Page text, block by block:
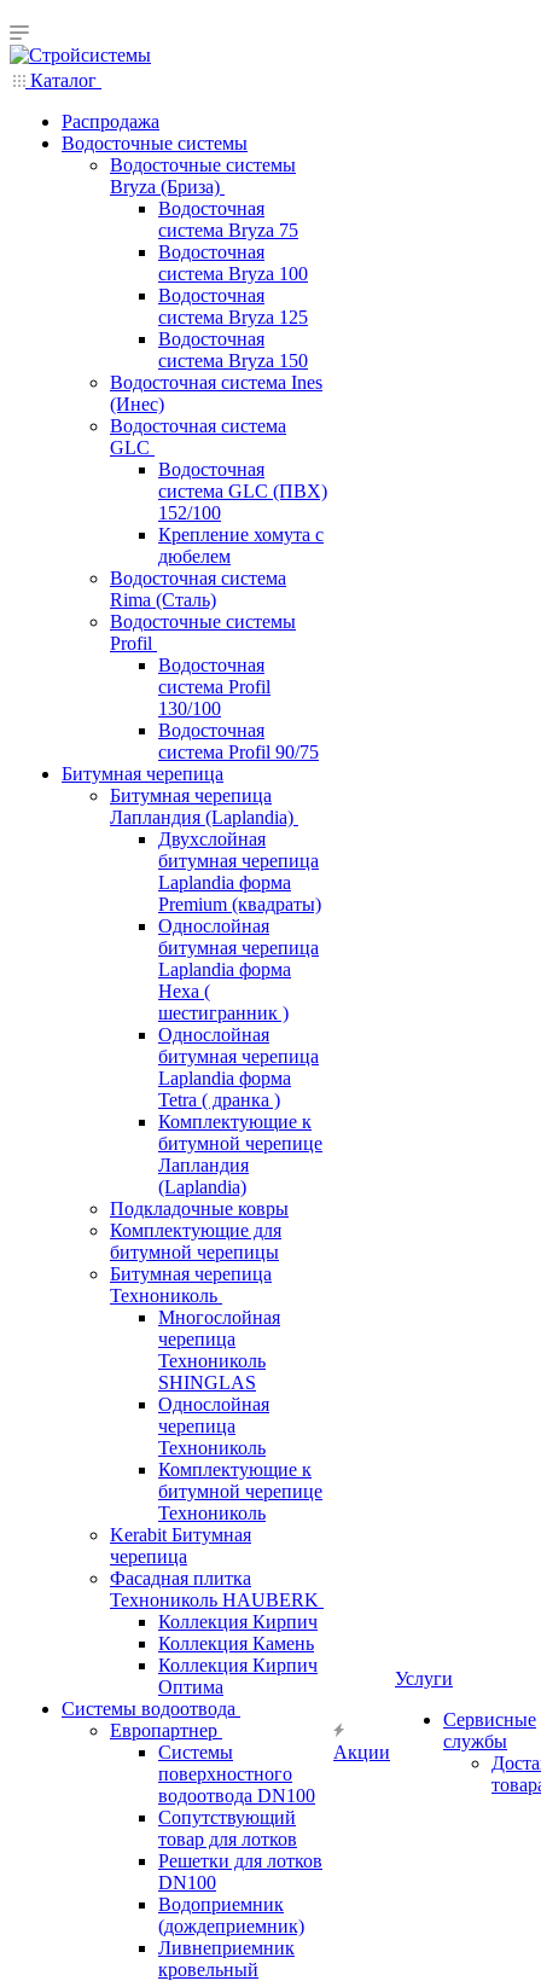
Каталог
Распродажа
Водосточные системы
Водосточные системы
Bryza (Бриза)
Водосточная
система Bryza 75
Водосточная
система Bryza 100
Водосточная
система Bryza 125
Водосточная
система Bryza 150
Водосточная система Ines
(Инес)
Водосточная система
GLC
Водосточная
система GLC (ПВХ)
152/100
Крепление хомута с
дюбелем
Водосточная система
Rima (Сталь)
Водосточные системы
Profil
Водосточная
система Profil
130/100
Водосточная
система Profil 90/75
Битумная черепица
Битумная черепица
Лапландия (Laplandia)
Двухслойная
битумная черепица
Laplandia форма
Premium (квадраты)
Однослойная
битумная черепица
Laplandia форма
Hexa (
шестигранник )
Однослойная
битумная черепица
Laplandia форма
Tetra ( дранка )
Комплектующие к
битумной черепице
Лапландия
(Laplandia)
Подкладочные ковры
Комплектующие для
битумной черепицы
Битумная черепица
Технониколь
Многослойная
черепица
Технониколь
SHINGLAS
Однослойная
черепица
Технониколь
Комплектующие к
битумной черепице
Технониколь
Kerabit Битумная
черепица
Фасадная плитка
Технониколь HAUBERK
Кол​лекция Кирпич
Кол​лекция Камень
Коллекция Кирпич
Оптима
Системы водоотвода
Европартнер
Системы
поверхностного
водоотвода DN100
Сопутствующий
товар для лотков
Решетки для лотков
DN100
Водоприемник
(дождеприемник)
Ливнеприемник
кровельный
Акции
Услуги
Сервисные
службы